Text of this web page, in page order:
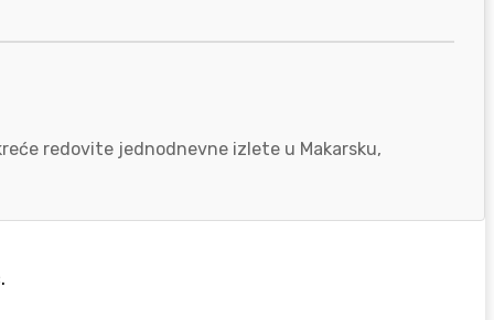
redovite jednodnevne izlete u Makarsku,